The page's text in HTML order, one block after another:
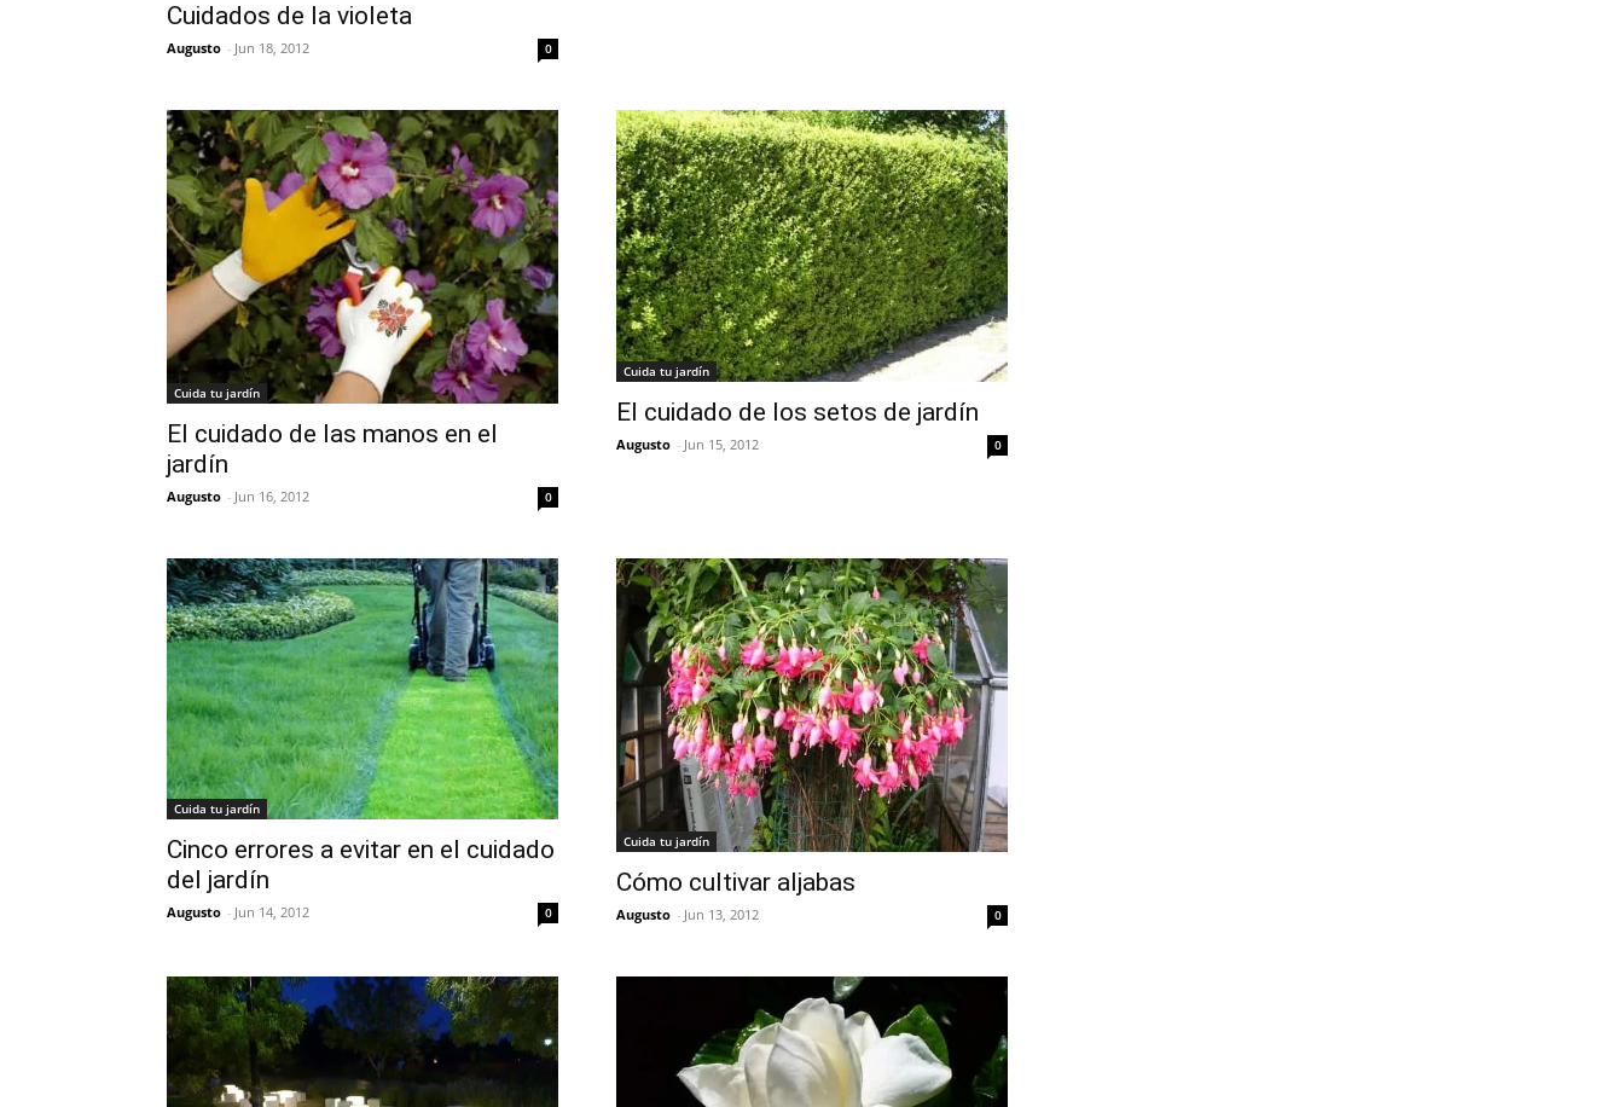
Cuidados de la violeta
Augusto - Jun 18, 2012 0
Cuida tu jardín
El cuidado de las manos en el
jardín
Augusto - Jun 16, 2012 0
Cuida tu jardín
El cuidado de los setos de jardín
Augusto - Jun 15, 2012 0
Cuida tu jardín
Cinco errores a evitar en el cuidado
del jardín
Augusto - Jun 14, 2012 0
Cuida tu jardín
Cómo cultivar aljabas
Augusto - Jun 13, 2012 0